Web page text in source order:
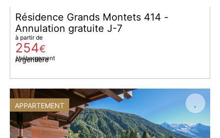
Résidence Grands Montets 414 -
Annulation gratuite J-7
Argentière
à partir de
254€
/ hébergement
APPARTEMENT